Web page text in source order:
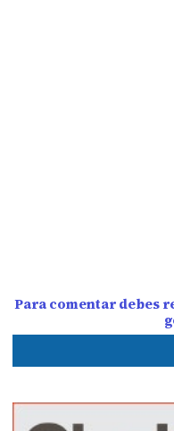
Para comentar debes